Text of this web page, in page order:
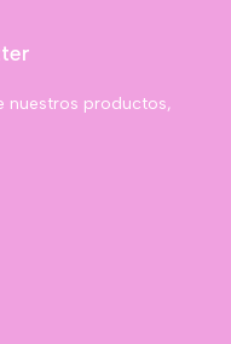
nuestros productos,